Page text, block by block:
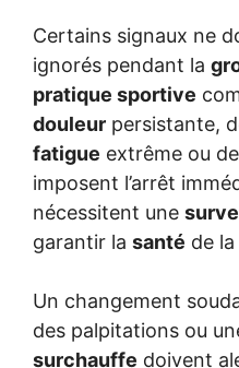
Certains signaux ne
ignorés pendant la
pratique sportive
douleur persistante,
fatigue extrême ou
imposent l’arrêt
nécessitent une
garantir la santé de
Un changement
des palpitations ou
surchauffe doivent